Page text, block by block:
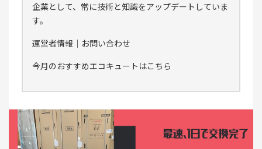
企業として、常に技術と知識をアップデートしていま
す。
運営者情報 ｜ お問い合わせ
今月のおすすめエコキュートはこちら